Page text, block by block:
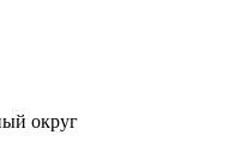
округ